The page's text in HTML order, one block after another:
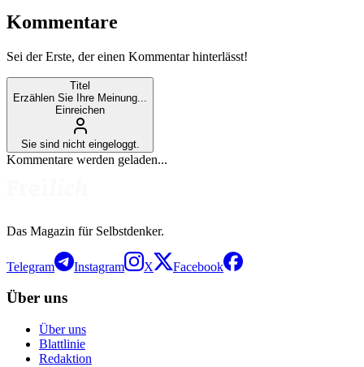
Kommentare
Sei der Erste, der einen Kommentar hinterlässt!
Titel
Erzählen Sie Ihre Meinung...
Einreichen
Sie sind nicht eingeloggt.
Kommentare werden geladen...
Das Magazin für Selbstdenker.
Telegram Instagram X Facebook
Über uns
Über uns
Blattlinie
Redaktion